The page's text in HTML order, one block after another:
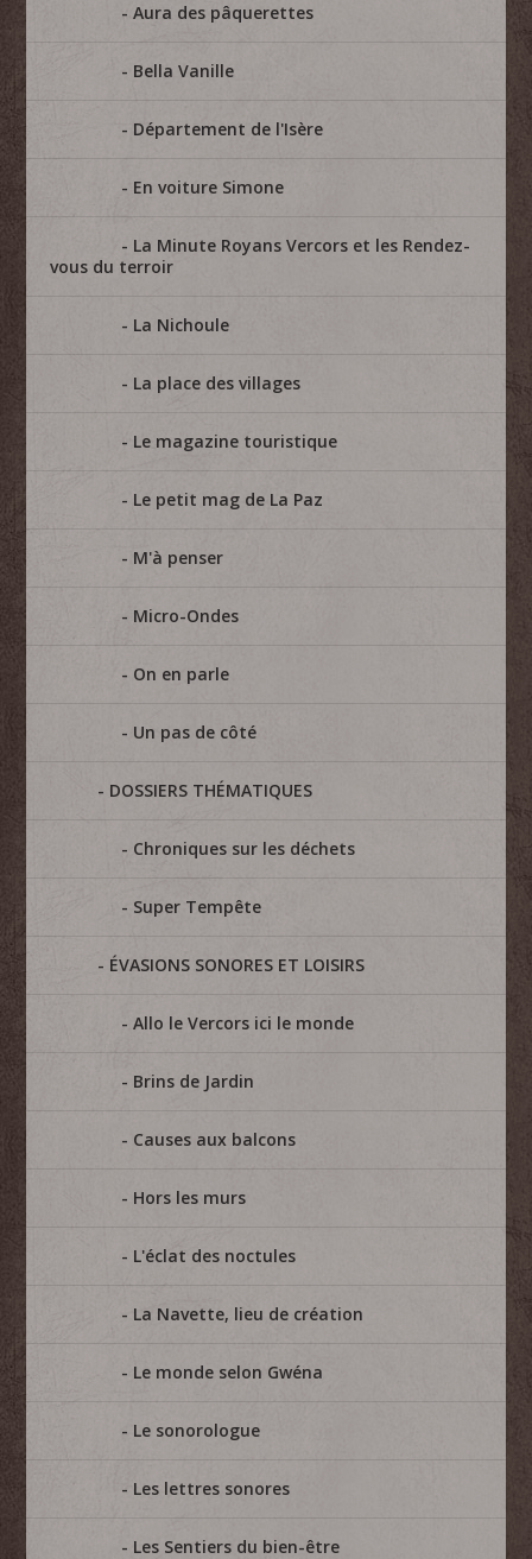
Aura des pâquerettes
Bella Vanille
Département de l'Isère
En voiture Simone
La Minute Royans Vercors et les Rendez-
vous du terroir
La Nichoule
La place des villages
Le magazine touristique
Le petit mag de La Paz
M'à penser
Micro-Ondes
On en parle
Un pas de côté
DOSSIERS THÉMATIQUES
Chroniques sur les déchets
Super Tempête
ÉVASIONS SONORES ET LOISIRS
Allo le Vercors ici le monde
Brins de Jardin
Causes aux balcons
Hors les murs
L'éclat des noctules
La Navette, lieu de création
Le monde selon Gwéna
Le sonorologue
Les lettres sonores
Les Sentiers du bien-être